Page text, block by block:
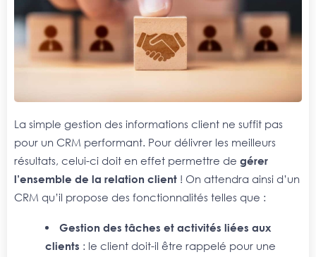
La simple gestion des informations client ne suffit pas
pour un CRM performant. Pour délivrer les meilleurs
résultats, celui-ci doit en effet permettre de gérer
l’ensemble de la relation client ! On attendra ainsi d’un
CRM qu’il propose des fonctionnalités telles que :
Gestion des tâches et activités liées aux
clients : le client doit-il être rappelé pour une